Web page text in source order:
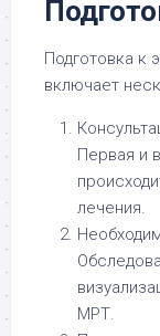
Подготовка к
включает
Первая и
лечения.
МРТ.